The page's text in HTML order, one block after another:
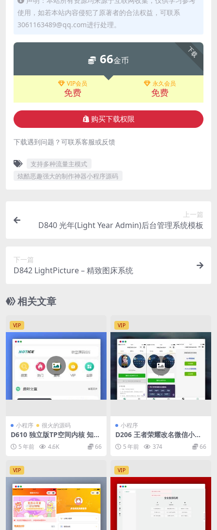
使用，如若本站内容侵犯了原著者的合法权益，可联系
3061163489@qq.com进行处理。
下载
66金币
VIP会员
免费
永久会员
免费
购买下载权限
下载遇到问题？可联系客服或反馈
支持多种流量主模式
炫酷恶趣强大的制作神器小程序源码
上一篇
D840 光年(Light Year Admin)后台管理系统模板
下一篇
D842 LightPicture – 精致图床系统
相关文章
VIP
小程序 很火的源码
D610 独立版TP空间内核 知识
付费小程序带企业猫亲测视频
教程5 年前 4.6K 66
VIP
小程序
D206 王者荣耀改名微信小程
序源码免费下载
5 年前 374 66
VIP VIP